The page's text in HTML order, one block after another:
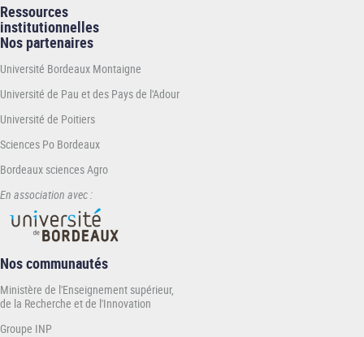
Ressources
institutionnelles
Nos partenaires
Université Bordeaux Montaigne
Université de Pau et des Pays de l'Adour
Université de Poitiers
Sciences Po Bordeaux
Bordeaux sciences Agro
En association avec :
Nos communautés
Ministère de l'Enseignement supérieur,
de la Recherche et de l'Innovation
Groupe INP